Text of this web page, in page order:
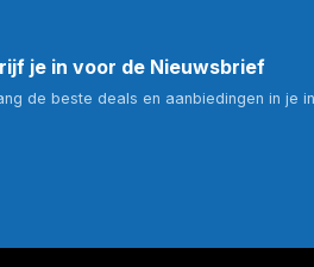
je in voor de Nieuwsbrief
de beste deals en aanbiedingen in je